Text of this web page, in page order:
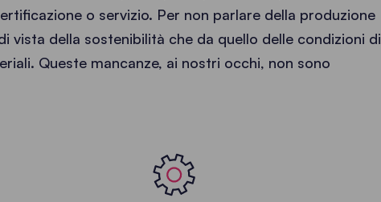
o servizio. Per non parlare della produzione
vista della sostenibilità che da quello delle condizioni di
Queste mancanze, ai nostri occhi, non sono